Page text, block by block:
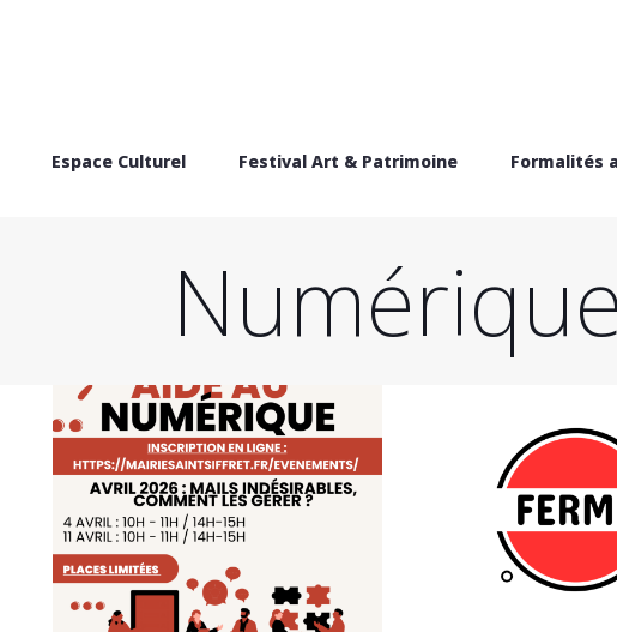
Espace Culturel Festival Art & Patrimoine Formalités
Numérique